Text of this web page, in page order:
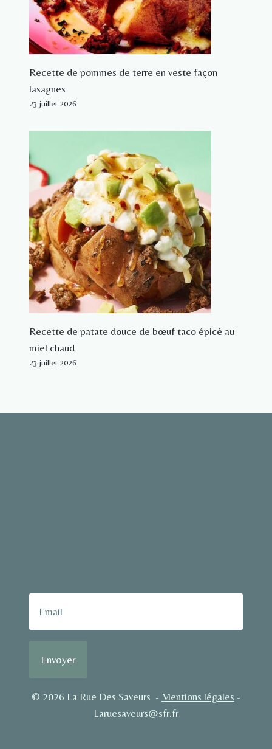
Recette de pommes de terre en veste façon
lasagnes
23 juillet 2026
Recette de patate douce de bœuf taco épicé au
miel chaud
23 juillet 2026
© 2026 La Rue Des Saveurs - Mentions légales -
Laruesaveurs@sfr.fr
Envoyer